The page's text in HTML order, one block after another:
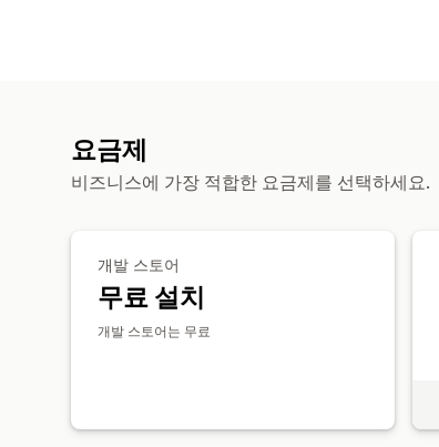
요금제
비즈니스에 가장 적합한 요금제를 선택하세요.
개발 스토어
무료 설치
개발 스토어는 무료